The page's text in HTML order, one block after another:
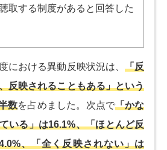
取する制度があると回答した
における異動反映状況は、「反
反映されることもある」という
数を占めました。次点で「かな
いる」は16.1%、「ほとんど反
、「全く反映されない」は